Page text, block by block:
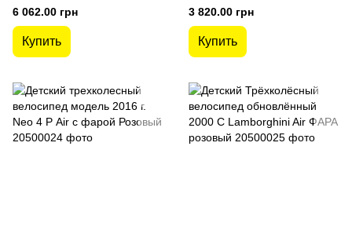
6 062.00 грн
Купить
3 820.00 грн
Купить